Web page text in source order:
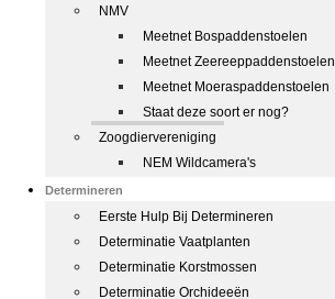
NMV
Meetnet Bospaddenstoelen
Meetnet Zeereeppaddenstoelen
Meetnet Moeraspaddenstoelen
Staat deze soort er nog?
Zoogdiervereniging
NEM Wildcamera's
Determineren
Eerste Hulp Bij Determineren
Determinatie Vaatplanten
Determinatie Korstmossen
Determinatie Orchideeën